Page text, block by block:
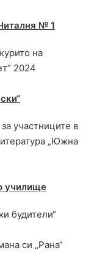
№ 1
на
2024
участниците в
„Южна
училище
будители“
си „Рана“